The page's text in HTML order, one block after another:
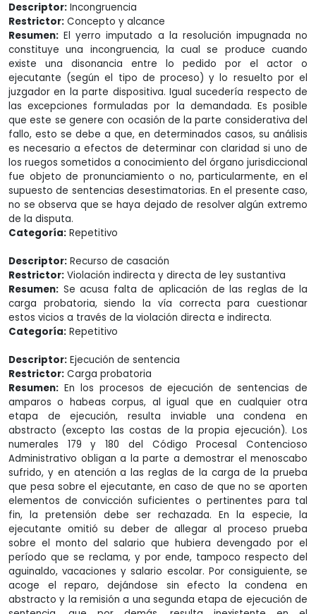
Descriptor: Incongruencia
Restrictor: Concepto y alcance
Resumen: El yerro imputado a la resolución impugnada no
constituye una incongruencia, la cual se produce cuando
existe una disonancia entre lo pedido por el actor o
ejecutante (según el tipo de proceso) y lo resuelto por el
juzgador en la parte dispositiva. Igual sucedería respecto de
las excepciones formuladas por la demandada. Es posible
que este se genere con ocasión de la parte considerativa del
fallo, esto se debe a que, en determinados casos, su análisis
es necesario a efectos de determinar con claridad si uno de
los ruegos sometidos a conocimiento del órgano jurisdiccional
fue objeto de pronunciamiento o no, particularmente, en el
supuesto de sentencias desestimatorias. En el presente caso,
no se observa que se haya dejado de resolver algún extremo
de la disputa.
Categoría: Repetitivo
Descriptor: Recurso de casación
Restrictor: Violación indirecta y directa de ley sustantiva
Resumen: Se acusa falta de aplicación de las reglas de la
carga probatoria, siendo la vía correcta para cuestionar
estos vicios a través de la violación directa e indirecta.
Categoría: Repetitivo
Descriptor: Ejecución de sentencia
Restrictor: Carga probatoria
Resumen: En los procesos de ejecución de sentencias de
amparos o habeas corpus, al igual que en cualquier otra
etapa de ejecución, resulta inviable una condena en
abstracto (excepto las costas de la propia ejecución). Los
numerales 179 y 180 del Código Procesal Contencioso
Administrativo obligan a la parte a demostrar el menoscabo
sufrido, y en atención a las reglas de la carga de la prueba
que pesa sobre el ejecutante, en caso de que no se aporten
elementos de convicción suficientes o pertinentes para tal
fin, la pretensión debe ser rechazada. En la especie, la
ejecutante omitió su deber de allegar al proceso prueba
sobre el monto del salario que hubiera devengado por el
período que se reclama, y por ende, tampoco respecto del
aguinaldo, vacaciones y salario escolar. Por consiguiente, se
acoge el reparo, dejándose sin efecto la condena en
abstracto y la remisión a una segunda etapa de ejecución de